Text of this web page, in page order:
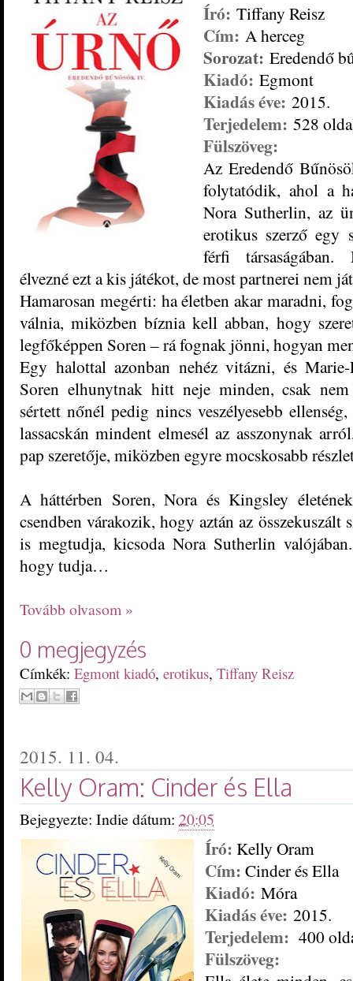
Író: Tiffany Reisz
Cím: A herceg
Sorozat: Eredendő
Kiadó: Egmont
Kiadás éve: 2015.
Terjedelem: 528
Fülszöveg:
Az Eredendő
folytatódik, ahol a
Nora Sutherlin, az
erotikus szerző egy
férfi
élvezné ezt a kis játékot, de most partnerei nem
Hamarosan megérti: ha életben akar maradni,
válnia, miközben bíznia kell abban, hogy
legfőképpen Soren – rá fognak jönni, hogyan
Egy halottal azonban nehéz vitázni, és
Soren elhunytnak hitt neje minden, csak
sértett nőnél pedig nincs veszélyesebb
lassacskán mindent elmesél az asszonynak
pap szeretője, miközben egyre mocskosabb
A háttérben Soren, Nora és Kingsley
csendben várakozik, hogy aztán az összekuszált
is megtudja, kicsoda Nora Sutherlin
hogy tudja…
Tovább olvasom »
0 megjegyzés
Címkék: Egmont kiadó, erotikus, Tiffany Reisz
2015. 11. 04.
Kelly Oram: Cinder és Ella
Bejegyezte: Indie dátum: 20:05
Író: Kelly Oram
Cím: Cinder és Ella
Kiadó: Móra
Kiadás éve: 2015.
Terjedelem: 400
Fülszöveg: